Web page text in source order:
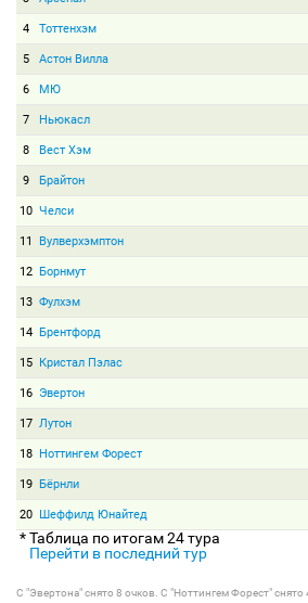
4 Тоттенхэм
5 Астон Вилла
6 МЮ
7 Ньюкасл
8 Вест Хэм
9 Брайтон
10 Челси
11 Вулверхэмптон
12 Борнмут
13 Фулхэм
14 Брентфорд
15 Кристал Пэлас
16 Эвертон
17 Лутон
18 Ноттингем Форест
19 Бёрнли
20 Шеффилд Юнайтед
* Таблица по итогам 24 тура
Перейти в последний тур
С "Эвертона" снято 8 очков. С "Ноттингем Форест" снято